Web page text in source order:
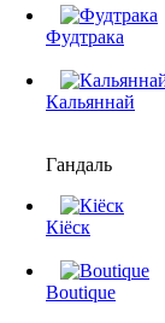
Фудтрака
Кальяннай
Гандаль
Кіёск
Boutique